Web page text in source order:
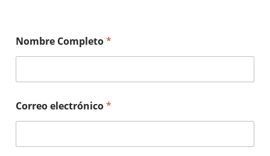
Nombre Completo*
Correo electrónico*